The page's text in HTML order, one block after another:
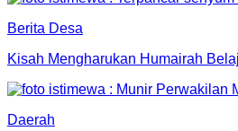
Berita Desa
Kisah Mengharukan Humairah
Daerah